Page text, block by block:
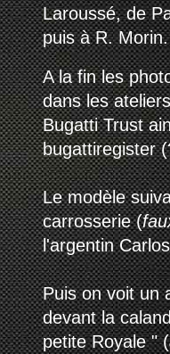
Laroussé, de
puis à R. Morin.
A la fin les
dans les
Bugatti Trust
bugattiregister
Le modèle
carrosserie (
l'argentin
Puis on voit un
devant la
petite Royale " (